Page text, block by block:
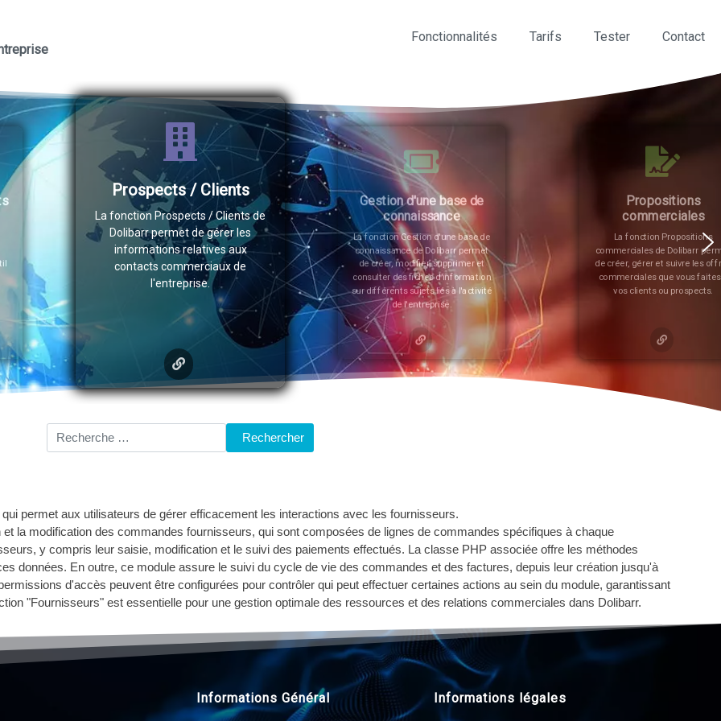
Fonctionnalités Tarifs Tester Contact
Gestion d'une base de
connaissance
La fonction Gestion d'une base de
connaissance de Dolibarr permet
de créer, modifier, supprimer et
consulter des fiches d'information
sur différents sujets liés à l'activité
de l'entreprise.
Propositions
commerciales
La fonction Propositions
commerciales de Dolibarr permet
de créer, gérer et suivre les offres
commerciales que vous faites à
vos clients ou prospects.
Gestion des
La fonction Gestion des
partenariats de Dolibarr
gérer les relations entre les
différents acteurs impliqués
un projet ou une activité.
Rechercher
permet aux utilisateurs de gérer efficacement les interactions avec les fournisseurs.
la modification des commandes fournisseurs, qui sont composées de lignes de commandes spécifiques à chaque
y compris leur saisie, modification et le suivi des paiements effectués. La classe PHP associée offre les méthodes
données. En outre, ce module assure le suivi du cycle de vie des commandes et des factures, depuis leur création jusqu'à
d'accès peuvent être configurées pour contrôler qui peut effectuer certaines actions au sein du module, garantissant
"Fournisseurs" est essentielle pour une gestion optimale des ressources et des relations commerciales dans Dolibarr.
Informations Général
Informations légales